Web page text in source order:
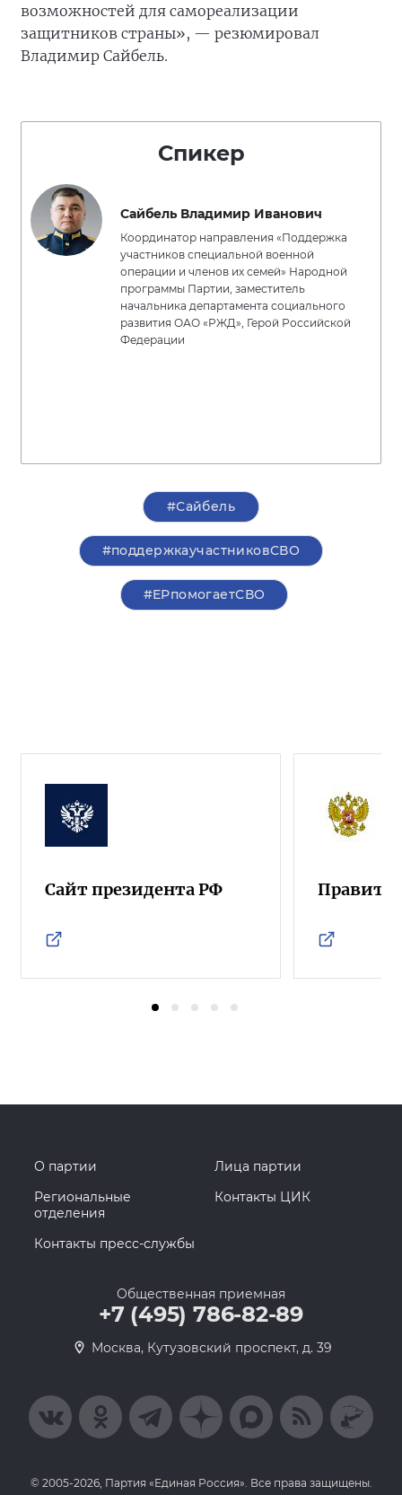
возможностей для самореализации
защитников страны», — резюмировал
Владимир Сайбель.
Спикер
Сайбель Владимир Иванович
Координатор направления «Поддержка
участников специальной военной
операции и членов их семей» Народной
программы Партии, заместитель
начальника департамента социального
развития ОАО «РЖД», Герой Российской
Федерации
#Сайбель
#поддержкаучастниковСВО
#ЕРпомогаетСВО
Сайт президента РФ
О партии
Лица партии
Региональные
отделения
Контакты ЦИК
Контакты пресс-службы
Общественная приемная
+7 (495) 786-82-89
Москва, Кутузовский проспект, д. 39
© 2005-2026, Партия «Единая Россия». Все права защищены.